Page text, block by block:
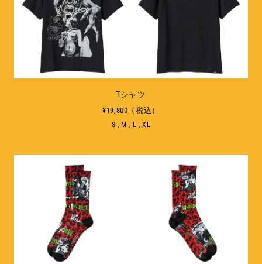
Tシャツ
¥19,800（税込）
S , M , L , XL